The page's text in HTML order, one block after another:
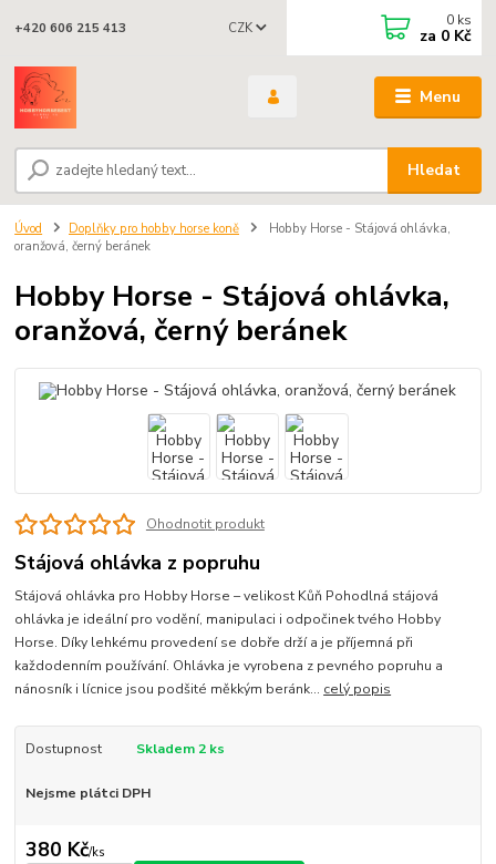
Menu
CZK
Hledat
+420 606 215 413 0 ks
za 0 Kč
Úvod Doplňky pro hobby horse koně
Hobby Horse - Stájová ohlávka,
oranžová, černý beránek
Hobby Horse - Stájová ohlávka,
oranžová, černý beránek
Ohodnotit produkt
Stájová ohlávka z popruhu
Stájová ohlávka pro Hobby Horse – velikost Kůň Pohodlná stájová
ohlávka je ideální pro vodění, manipulaci i odpočinek tvého Hobby
Horse. Díky lehkému provedení se dobře drží a je příjemná při
každodenním používání. Ohlávka je vyrobena z pevného popruhu a
nánosník i lícnice jsou podšité měkkým beránk... celý popis
Dostupnost Skladem 2 ks
Nejsme plátci DPH
380 Kč/ks